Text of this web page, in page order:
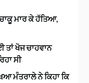
ਮਾਰ ਕੇ ਹੱਤਿਆ,
ਤਾਂ ਖੋਜ ਚਾਹਵਾਨ
ਸੀ
ਮੰਤਰਾਲੇ ਨੇ ਕਿਹਾ ਕਿ